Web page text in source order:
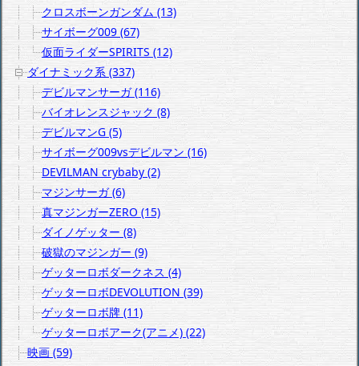
クロスボーンガンダム (13)
サイボーグ009 (67)
仮面ライダーSPIRITS (12)
ダイナミック系 (337)
デビルマンサーガ (116)
バイオレンスジャック (8)
デビルマンG (5)
サイボーグ009vsデビルマン (16)
DEVILMAN crybaby (2)
マジンサーガ (6)
真マジンガーZERO (15)
ダイノゲッター (8)
破獄のマジンガー (9)
ゲッターロボダークネス (4)
ゲッターロボDEVOLUTION (39)
ゲッターロボ牌 (11)
ゲッターロボアーク(アニメ) (22)
映画 (59)